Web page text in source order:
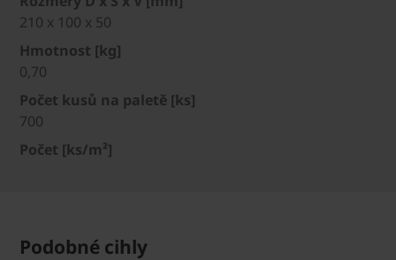
210 x 100 x 50
Hmotnost [kg]
0,70
Počet kusů na paletě [ks]
700
Počet [ks/m²]
Podobné cihly